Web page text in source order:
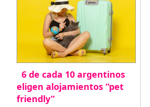
6 de cada 10 argentinos
eligen alojamientos “pet
friendly”